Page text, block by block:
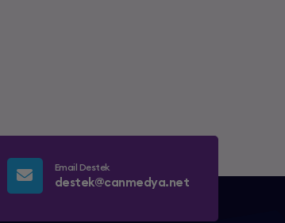
Email Destek
destek@canmedya.net